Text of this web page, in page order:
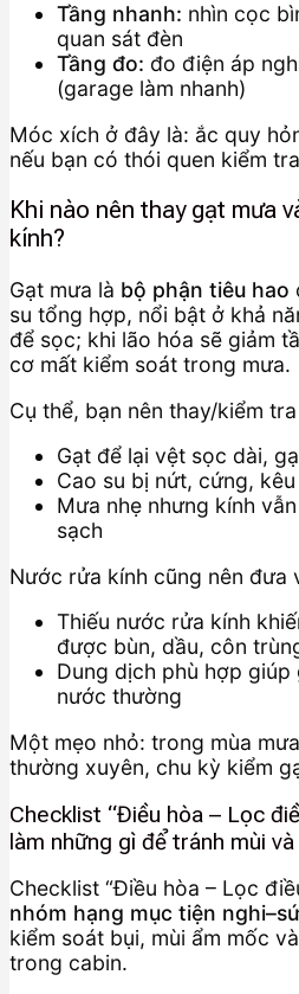
Tầng nhanh: nhìn cọc
quan sát đèn
Tầng đo: đo điện áp
(garage làm nhanh)
Móc xích ở đây là: ắc quy
nếu bạn có thói quen kiểm
Khi nào nên thay gạt mưa
kính?
Gạt mưa là bộ phận tiêu hao
su tổng hợp, nổi bật ở khả
để sọc; khi lão hóa sẽ giảm
cơ mất kiểm soát trong mưa.
Cụ thể, bạn nên thay/kiểm
Gạt để lại vệt sọc dài,
Cao su bị nứt, cứng,
Mưa nhẹ nhưng kính
sạch
Nước rửa kính cũng nên đưa
Thiếu nước rửa kính
được bùn, dầu, côn
Dung dịch phù hợp
nước thường
Một mẹo nhỏ: trong mùa
thường xuyên, chu kỳ kiểm
Checklist “Điều hòa – Lọc
làm những gì để tránh mùi
Checklist “Điều hòa – Lọc
nhóm hạng mục tiện
kiểm soát bụi, mùi ẩm mốc
trong cabin.